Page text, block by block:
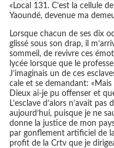
«Local 131. C’est la cellule
Yaoundé, devenue ma
Lorsque chacun de ses dix
glissé sous son drap, il
sommeil, de revivre ces
lycée lorsque que le
J’imaginais un de ces
cale et se demandant:
Dieux ai-je pu offenser et
L’esclave d’alors n’avait
aujourd’hui, puisque je ne
donne la justice de mon
par gonflement artificiel de
profit de la Crtv que je